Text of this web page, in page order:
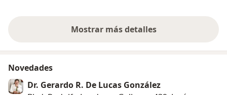
Mostrar más detalles
sobre la experiencia
Novedades
Dr. Gerardo R. De Lucas González